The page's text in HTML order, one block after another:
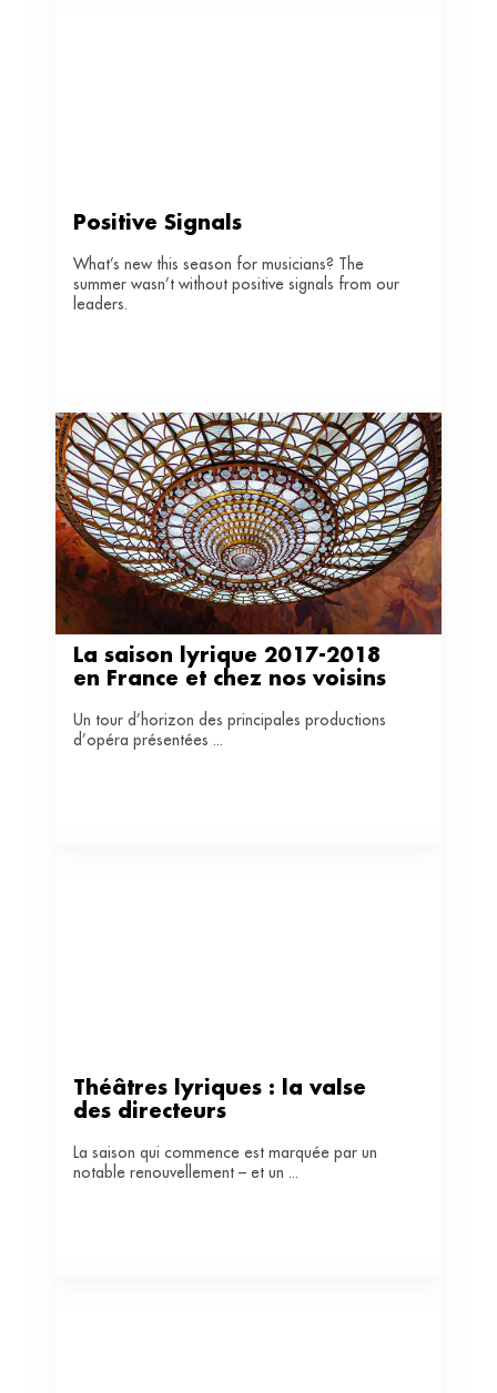
Positive Signals
What’s new this season for musicians? The
summer wasn’t without positive signals from our
leaders.
La saison lyrique 2017-2018
en France et chez nos voisins
Un tour d’horizon des principales productions
d’opéra présentées ...
Théâtres lyriques : la valse
des directeurs
La saison qui commence est marquée par un
notable renouvellement – et un ...